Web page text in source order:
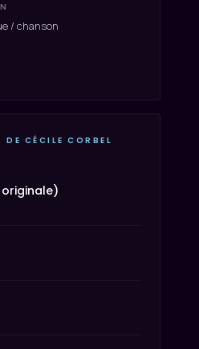
/ chanson
CÉCILE CORBEL